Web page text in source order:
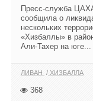
Пресс-служба
сообщила о
нескольких
«Хизбаллы» в
Али-Тахер на юге...
ЛИВАН ХИЗБАЛЛА
368